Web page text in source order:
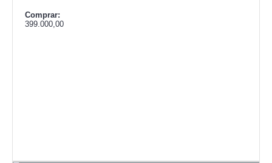
Comprar:
399.000,00